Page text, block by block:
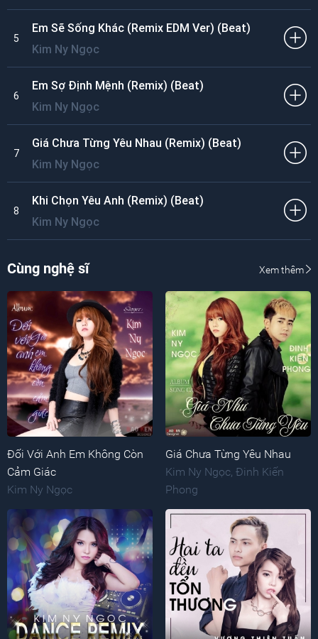
5
Em Sẽ Sống Khác (Remix EDM Ver) (Beat)
Kim Ny Ngọc
6
Em Sợ Định Mệnh (Remix) (Beat)
Kim Ny Ngọc
7
Giá Chưa Từng Yêu Nhau (Remix) (Beat)
Kim Ny Ngọc
8
Khi Chọn Yêu Anh (Remix) (Beat)
Kim Ny Ngọc
Cùng nghệ sĩ Xem thêm
Đối Với Anh Em Không Còn
Cảm Giác
Kim Ny Ngọc
Giá Chưa Từng Yêu Nhau
Kim Ny Ngọc, Đinh Kiến
Phong